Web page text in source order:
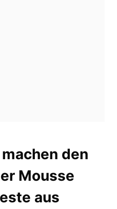
den
Mousse
aus